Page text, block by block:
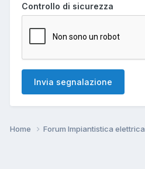
Controllo di sicurezza
Invia segnalazione
Home Forum Impiantistica elettrica